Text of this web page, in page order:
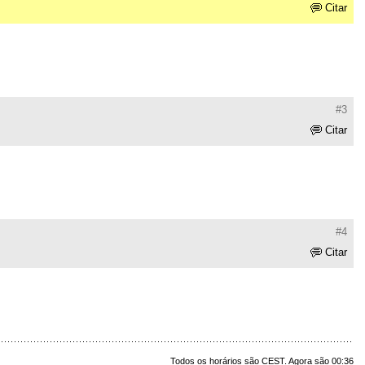
Citar
#3
Citar
#4
Citar
Todos os horários são CEST. Agora são 00:36